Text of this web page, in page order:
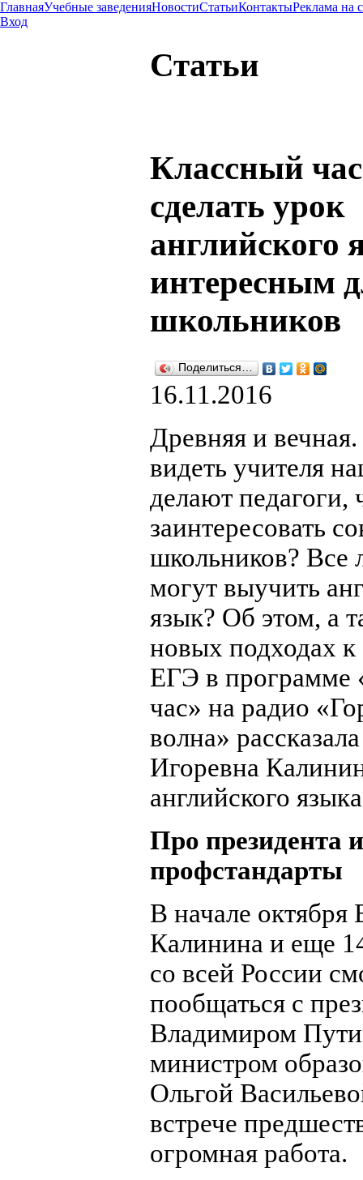
ГлавнаяУчебные заведенияНовостиСтатьиКонтактыРеклама на
Вход
Статьи
Классный
сделать урок
английского
интересным
школьников
Поделиться…
16.11.2016
Древняя и
видеть учителя
делают педагоги,
заинтересовать
школьников? Все
могут выучить
язык? Об этом, а
новых подходах
ЕГЭ в программе
час» на радио
волна»
Игоревна
английского
Про президента и
профстандарты
В начале октября
Калинина и еще
со всей России
пообщаться с
Владимиром
министром
Ольгой
встрече
огромная работа.